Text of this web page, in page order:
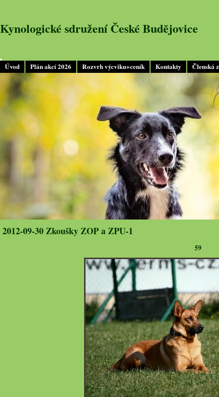
Úvod Plán akcí 2026 Rozvrh výcviku+ceník Kontakty Členská
Kynologické sdružení České Budějovice
2012-09-30 Zkoušky ZOP a ZPU-1
59